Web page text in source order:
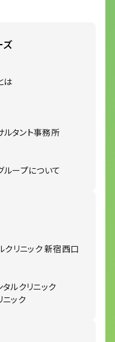
ズ
は
タント事務所
ループについて
リニック 新宿西口
ルクリニック
ック